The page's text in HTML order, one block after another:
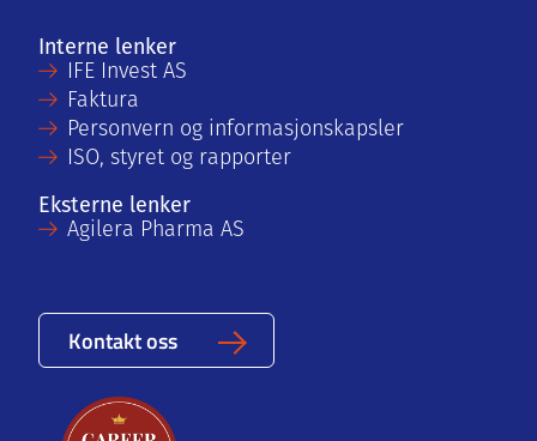
Interne lenker
IFE Invest AS
Faktura
Personvern og informasjonskapsler
ISO, styret og rapporter
Eksterne lenker
Agilera Pharma AS
Kontakt oss